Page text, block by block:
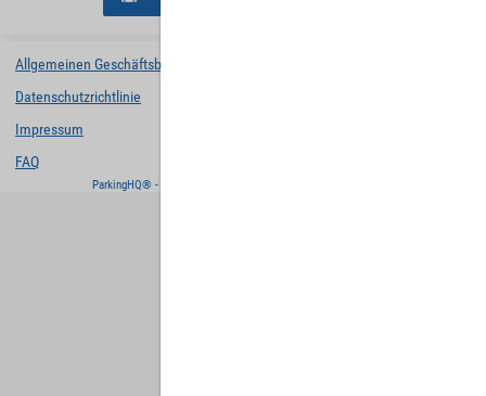
Allgemeinen Geschäftsbedingungen
Datenschutzrichtlinie
Impressum
FAQ
ParkingHQ® - eine Lösung von